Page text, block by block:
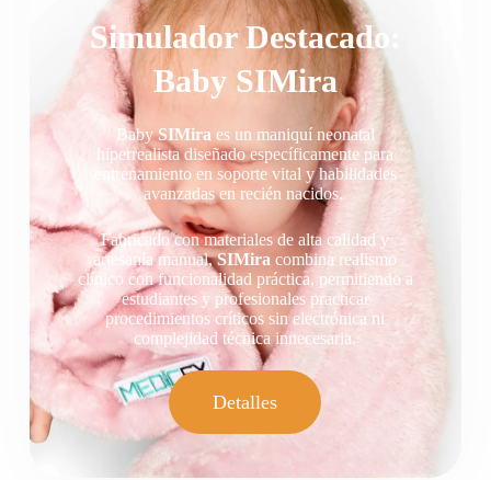
Simulador Destacado:
Baby SIMira
BabySIMira es un maniquí neonatal
hiperrealista diseñado específicamente para
entrenamiento en soporte vital y habilidades
avanzadas en recién nacidos.
Fabricado con materiales de alta calidad y
artesanía manual,SIMira combina realismo
clínico con funcionalidad práctica, permitiendo a
estudiantes y profesionales practicar
procedimientos críticos sin electrónica ni
complejidad técnica innecesaria.
Detalles